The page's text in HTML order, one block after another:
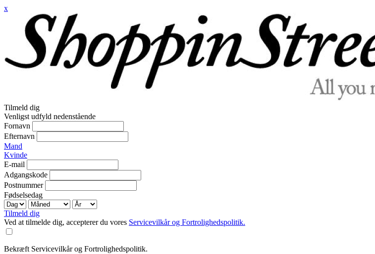
x
Tilmeld dig
Venligst udfyld nedenstående
Fornavn
Efternavn
Mand
Kvinde
E-mail
Adgangskode
Postnummer
Fødselsedag
Tilmeld dig
Ved at tilmelde dig, accepterer du vores Servicevilkår og Fortrolighedspolitik.
Bekræft Servicevilkår og Fortrolighedspolitik.